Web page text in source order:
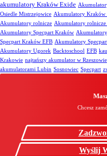
akumulatory Kraków Exide
Osiedle Mistrzejowice Akumulatory Kraków
Akumulatory rolnicze Akumulatory rolnicze
Akumulatory Specpart Kraków
Specpart Kraków EFB Akumulatory
Akumulatory Ugorek Backtoschool EFB
Krakowie najtańszy akumulator w Rzeszowie
akumulatorami Lubin Sosnowiec Specpart
Chcesz
Wyślij